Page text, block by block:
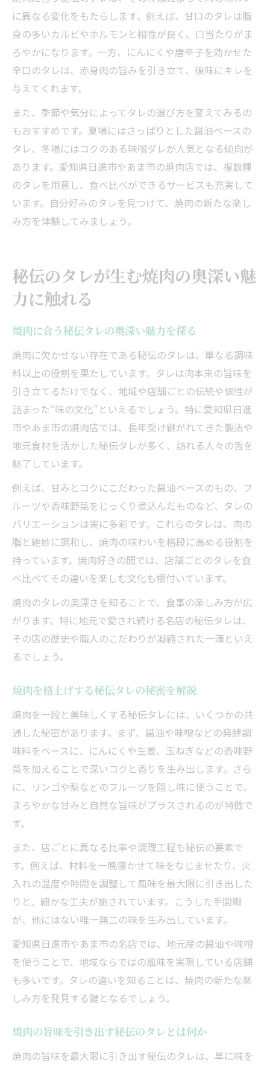
に異なる変化をもたらします。例えば、甘口のタレは脂
身の多いカルビやホルモンと相性が良く、口当たりがま
ろやかになります。一方、にんにくや唐辛子を効かせた
辛口のタレは、赤身肉の旨みを引き立て、後味にキレを
与えてくれます。
また、季節や気分によってタレの選び方を変えてみるの
もおすすめです。夏場にはさっぱりとした醤油ベースの
タレ、冬場にはコクのある味噌ダレが人気となる傾向が
あります。愛知県日進市やあま市の焼肉店では、複数種
のタレを用意し、食べ比べができるサービスも充実して
います。自分好みのタレを見つけて、焼肉の新たな楽し
み方を体験してみましょう。
秘伝のタレが生む焼肉の奥深い魅
力に触れる
焼肉に合う秘伝タレの奥深い魅力を探る
焼肉に欠かせない存在である秘伝のタレは、単なる調味
料以上の役割を果たしています。タレは肉本来の旨味を
引き立てるだけでなく、地域や店舗ごとの伝統や個性が
詰まった“味の文化”といえるでしょう。特に愛知県日進
市やあま市の焼肉店では、長年受け継がれてきた製法や
地元食材を活かした秘伝タレが多く、訪れる人々の舌を
魅了しています。
例えば、甘みとコクにこだわった醤油ベースのもの、フ
ルーツや香味野菜をじっくり煮込んだものなど、タレの
バリエーションは実に多彩です。これらのタレは、肉の
脂と絶妙に調和し、焼肉の味わいを格段に高める役割を
持っています。焼肉好きの間では、店舗ごとのタレを食
べ比べてその違いを楽しむ文化も根付いています。
焼肉のタレの奥深さを知ることで、食事の楽しみ方が広
がります。特に地元で愛され続ける名店の秘伝タレは、
その店の歴史や職人のこだわりが凝縮された一滴といえ
るでしょう。
焼肉を格上げする秘伝タレの秘密を解説
焼肉を一段と美味しくする秘伝タレには、いくつかの共
通した秘密があります。まず、醤油や味噌などの発酵調
味料をベースに、にんにくや生姜、玉ねぎなどの香味野
菜を加えることで深いコクと香りを生み出します。さら
に、リンゴや梨などのフルーツを隠し味に使うことで、
まろやかな甘みと自然な旨味がプラスされるのが特徴で
す。
また、店ごとに異なる比率や調理工程も秘伝の要素で
す。例えば、材料を一晩寝かせて味をなじませたり、火
入れの温度や時間を調整して風味を最大限に引き出した
りと、細かな工夫が施されています。こうした手間暇
が、他にはない唯一無二の味を生み出しています。
愛知県日進市やあま市の名店では、地元産の醤油や味噌
を使うことで、地域ならではの風味を実現している店舗
も多いです。タレの違いを知ることは、焼肉の新たな楽
しみ方を発見する鍵となるでしょう。
焼肉の旨味を引き出す秘伝のタレとは何か
焼肉の旨味を最大限に引き出す秘伝のタレは、単に味を